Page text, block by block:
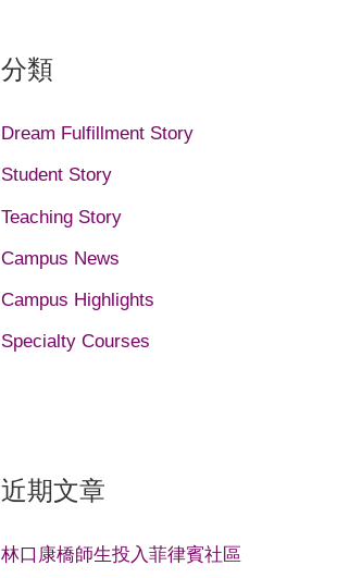
字
分類
Dream Fulfillment Story
Student Story
Teaching Story
Campus News
Campus Highlights
Specialty Courses
近期文章
林口康橋師生投入菲律賓社區